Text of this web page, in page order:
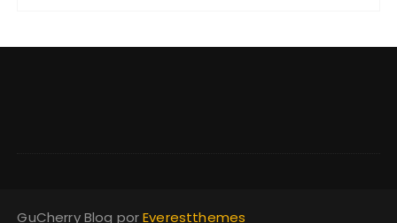
GuCherry Blog porEverestthemes